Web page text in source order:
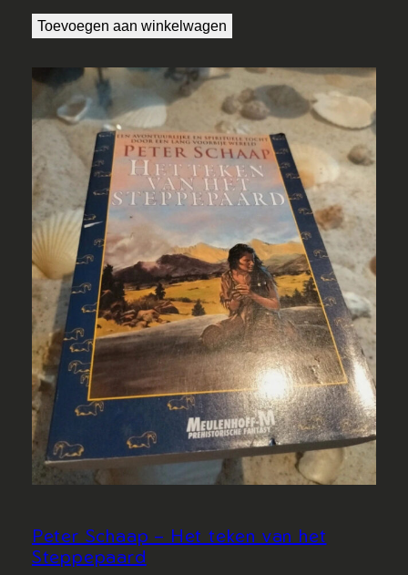
Toevoegen aan winkelwagen
Peter Schaap – Het teken van het
Steppepaard